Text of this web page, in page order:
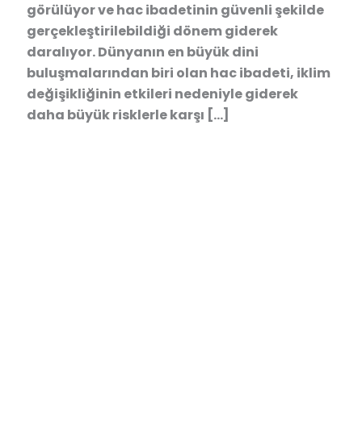
görülüyor ve hac ibadetinin güvenli şekilde
gerçekleştirilebildiği dönem giderek
daralıyor. Dünyanın en büyük dini
buluşmalarından biri olan hac ibadeti, iklim
değişikliğinin etkileri nedeniyle giderek
daha büyük risklerle karşı […]